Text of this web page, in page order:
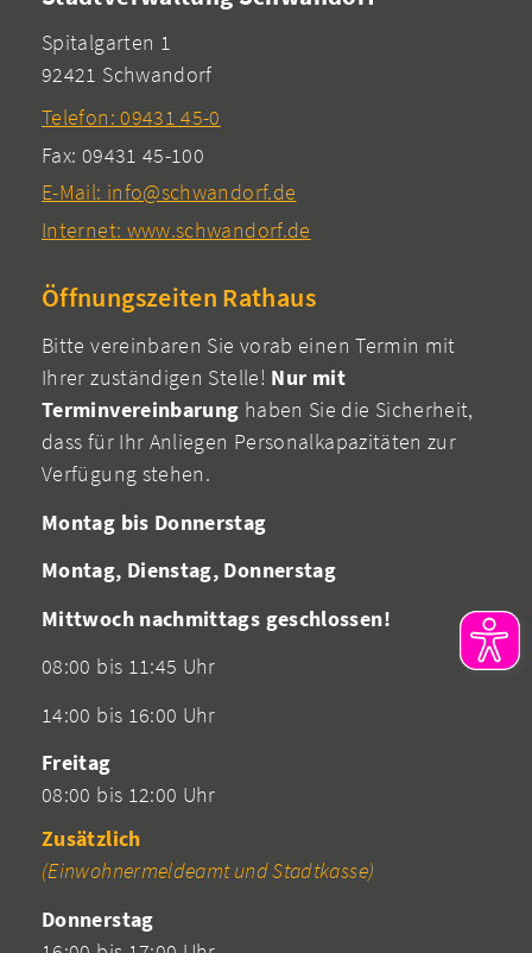
Spitalgarten 1
92421 Schwandorf
Telefon: 09431 45-0
Fax: 09431 45-100
E-Mail: info@schwandorf.de
Internet: www.schwandorf.de
Öffnungszeiten Rathaus
Bitte vereinbaren Sie vorab einen Termin mit
Ihrer zuständigen Stelle! Nur mit
Terminvereinbarung haben Sie die Sicherheit,
dass für Ihr Anliegen Personalkapazitäten zur
Verfügung stehen.
Montag bis Donnerstag
Montag, Dienstag, Donnerstag
Mittwoch nachmittags geschlossen!
08:00 bis 11:45 Uhr
14:00 bis 16:00 Uhr
Freitag
08:00 bis 12:00 Uhr
Zusätzlich
(Einwohnermeldeamt und Stadtkasse)
Donnerstag